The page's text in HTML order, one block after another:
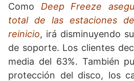
Como Deep Freeze
total de las estaciones
reinicio, irá disminuyendo
de soporte. Los clientes
media del 63%. También
protección del disco, los